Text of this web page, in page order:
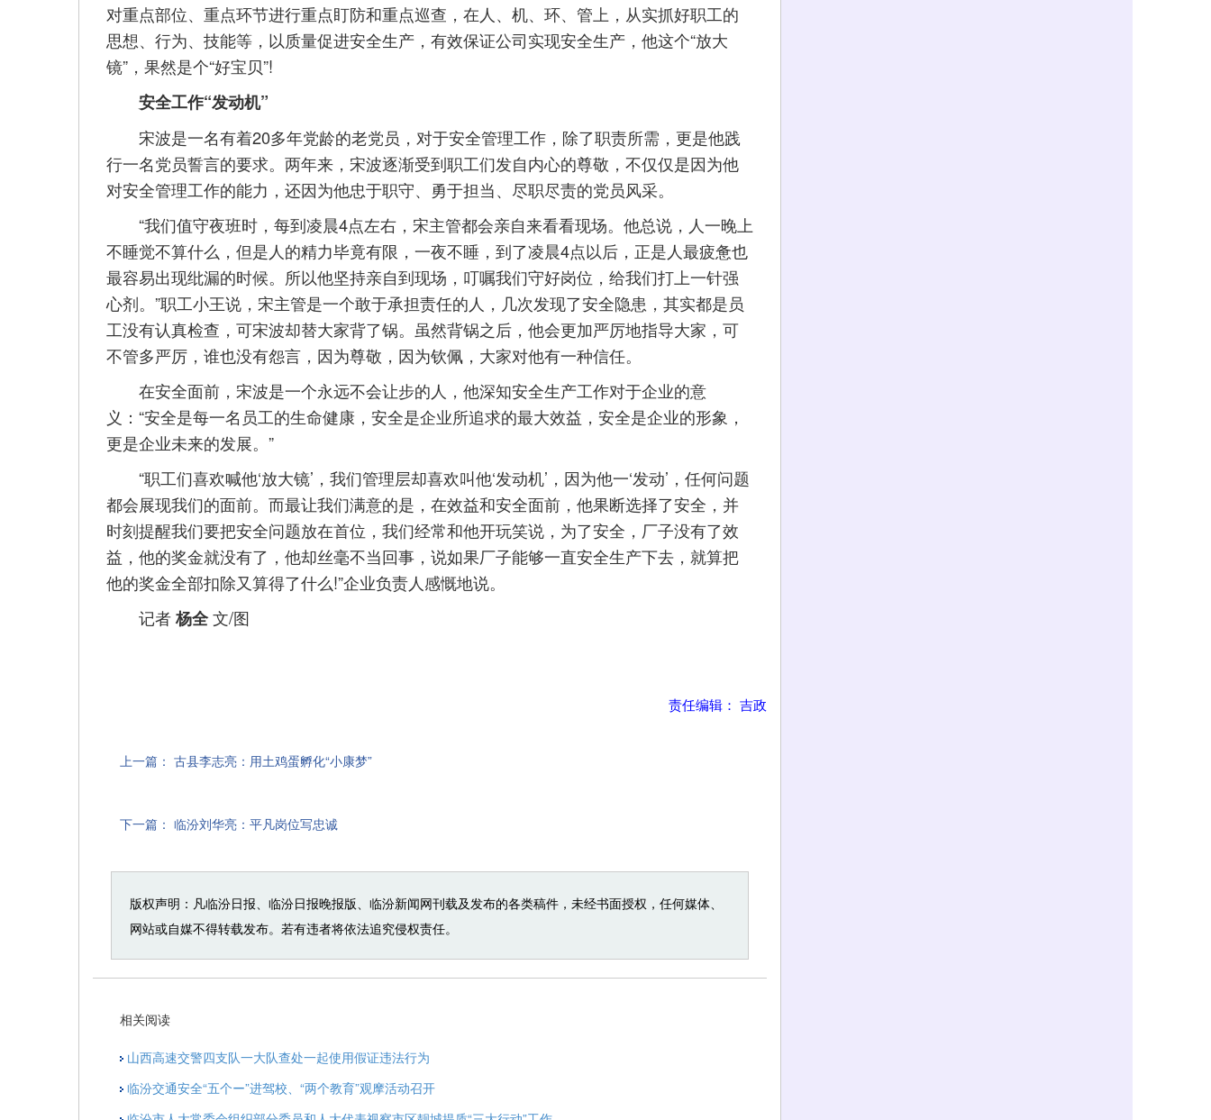
对重点部位、重点环节进行重点盯防和重点巡查，在人、机、环、管上，从实抓好职工的
思想、行为、技能等，以质量促进安全生产，有效保证公司实现安全生产，他这个“放大
镜”，果然是个“好宝贝”!
安全工作“发动机”
宋波是一名有着20多年党龄的老党员，对于安全管理工作，除了职责所需，更是他践
行一名党员誓言的要求。两年来，宋波逐渐受到职工们发自内心的尊敬，不仅仅是因为他
对安全管理工作的能力，还因为他忠于职守、勇于担当、尽职尽责的党员风采。
“我们值守夜班时，每到凌晨4点左右，宋主管都会亲自来看看现场。他总说，人一晚上
不睡觉不算什么，但是人的精力毕竟有限，一夜不睡，到了凌晨4点以后，正是人最疲惫也
最容易出现纰漏的时候。所以他坚持亲自到现场，叮嘱我们守好岗位，给我们打上一针强
心剂。”职工小王说，宋主管是一个敢于承担责任的人，几次发现了安全隐患，其实都是员
工没有认真检查，可宋波却替大家背了锅。虽然背锅之后，他会更加严厉地指导大家，可
不管多严厉，谁也没有怨言，因为尊敬，因为钦佩，大家对他有一种信任。
在安全面前，宋波是一个永远不会让步的人，他深知安全生产工作对于企业的意
义：“安全是每一名员工的生命健康，安全是企业所追求的最大效益，安全是企业的形象，
更是企业未来的发展。”
“职工们喜欢喊他‘放大镜’，我们管理层却喜欢叫他‘发动机’，因为他一‘发动’，任何问题
都会展现我们的面前。而最让我们满意的是，在效益和安全面前，他果断选择了安全，并
时刻提醒我们要把安全问题放在首位，我们经常和他开玩笑说，为了安全，厂子没有了效
益，他的奖金就没有了，他却丝毫不当回事，说如果厂子能够一直安全生产下去，就算把
他的奖金全部扣除又算得了什么!”企业负责人感慨地说。
记者杨全文/图
责任编辑： 吉政
上一篇： 古县李志亮：用土鸡蛋孵化“小康梦”
下一篇： 临汾刘华亮：平凡岗位写忠诚
版权声明：凡临汾日报、临汾日报晚报版、临汾新闻网刊载及发布的各类稿件，未经书面授权，任何媒体、
网站或自媒不得转载发布。若有违者将依法追究侵权责任。
相关阅读
山西高速交警四支队一大队查处一起使用假证违法行为
临汾交通安全“五个ー”进驾校、“两个教育”观摩活动召开